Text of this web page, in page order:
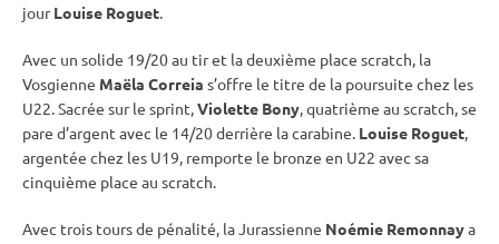
jourLouise Roguet.
Avec un solide 19/20 au tir et la deuxième place scratch, la
Vosgienne Maëla Correia s’offre le titre de la poursuite chez les
U22. Sacrée sur le sprint,Violette Bony, quatrième au scratch, se
pare d’argent avec le 14/20 derrière lacarabine. Louise Roguet,
argentée chez les U19, remporte le bronze en U22 avec sa
cinquième place au scratch.
Avec trois tours de pénalité, la Jurassienne Noémie Remonnaya